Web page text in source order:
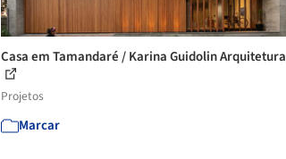
Casa em Tamandaré / Karina Guidolin Arquitetura
Projetos
Marcar